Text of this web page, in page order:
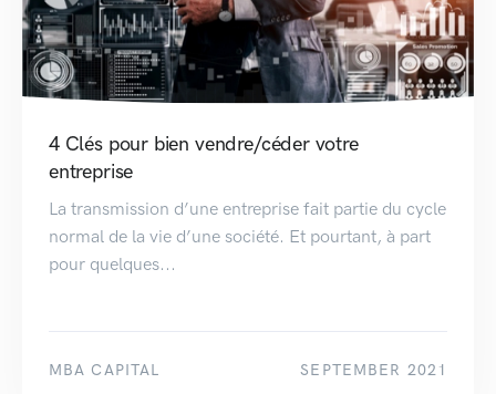
4 Clés pour bien vendre/céder votre
entreprise
La transmission d’une entreprise fait partie du cycle
normal de la vie d’une société. Et pourtant, à part
pour quelques...
MBA CAPITAL SEPTEMBER 2021